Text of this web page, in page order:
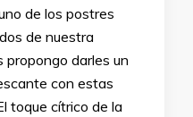
de los postres
de nuestra
propongo darles un
con estas
toque cítrico de la